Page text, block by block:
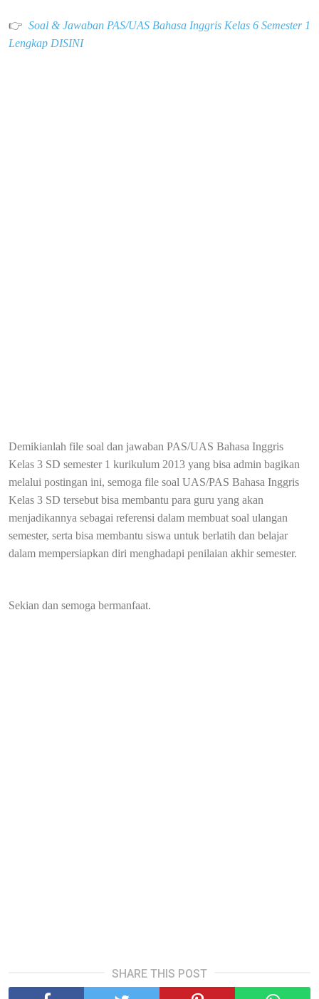
👉 Soal & Jawaban PAS/UAS Bahasa Inggris Kelas 6 Semester 1
Lengkap DISINI
Demikianlah file soal dan jawaban PAS/UAS Bahasa Inggris
Kelas 3 SD semester 1 kurikulum 2013 yang bisa admin bagikan
melalui postingan ini, semoga file soal UAS/PAS Bahasa Inggris
Kelas 3 SD tersebut bisa membantu para guru yang akan
menjadikannya sebagai referensi dalam membuat soal ulangan
semester, serta bisa membantu siswa untuk berlatih dan belajar
dalam mempersiapkan diri menghadapi penilaian akhir semester.
Sekian dan semoga bermanfaat.
SHARE THIS POST